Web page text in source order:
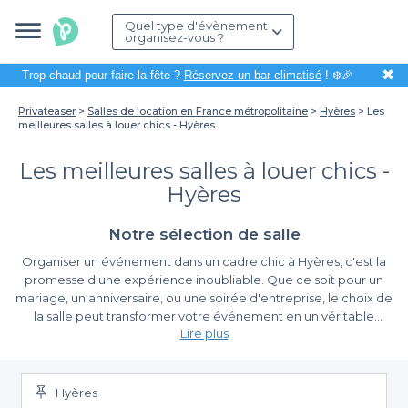
Quel type d'évènement
organisez-vous ?
Trop chaud pour faire la fête ? Réservez un bar climatisé! ❄️🎉 ✖
Privateaser Salles de location en France métropolitaine Hyères
Les
meilleures salles à louer chics - Hyères
Les meilleures salles à louer chics -
Hyères
Notre sélection de salle
Organiser un événement dans un cadre chic à Hyères, c'est la
promesse d'une expérience inoubliable. Que ce soit pour un
mariage, un anniversaire, ou une soirée d'entreprise, le choix de
la salle peut transformer votre événement en un véritable
succès. Hyères, avec son riche patrimoine et son ambiance
invités. Grâce à notre plateforme, nous vous aidons à trouver la
salle parfaite pour faire briller votre événement.
Pourquoi choisir Privateaser pour votre réservation ?
Sur Privateaser, la
Lire plus
Hyères